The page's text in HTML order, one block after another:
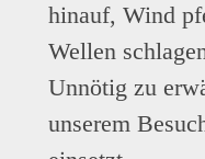
hinauf, Wind
Wellen
Unnötig zu
unserem